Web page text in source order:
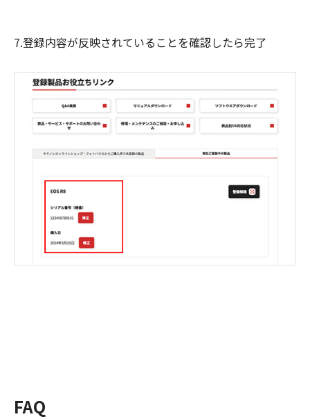
7.登録内容が反映されていることを確認したら完了
FAQ